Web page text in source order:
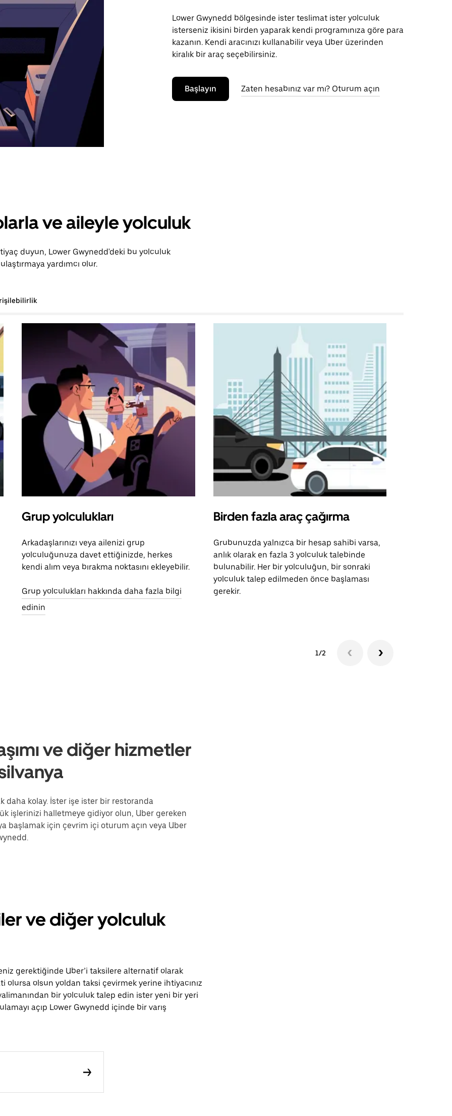
Lower Gwynedd bölgesinde ister teslimat ister yolculuk
isterseniz ikisini birden yaparak kendi programınıza göre para
kazanın. Kendi aracınızı kullanabilir veya Uber üzerinden
kiralık bir araç seçebilirsiniz.
Başlayın Zaten hesabınız var mı? Oturum açın
ve aileyle yolculuk
duyun, Lower Gwynedd'deki bu yolculuk
yardımcı olur.
Grup yolculukları
Arkadaşlarınızı veya ailenizi grup
yolculuğunuza davet ettiğinizde, herkes
kendi alım veya bırakma noktasını ekleyebilir.
Grup yolculukları hakkında daha fazla bilgi
edinin
Birden fazla araç çağırma
Grubunuzda yalnızca bir hesap sahibi varsa,
anlık olarak en fazla 3 yolculuk talebinde
bulunabilir. Her bir yolculuğun, bir sonraki
yolculuk talep edilmeden önce başlaması
gerekir.
1/2
ve diğer hizmetler
daha kolay. İster işe ister bir restoranda
işlerinizi halletmeye gidiyor olun, Uber gereken
başlamak için çevrim içi oturum açın veya Uber
ve diğer yolculuk
gerektiğinde Uber’i taksilere alternatif olarak
olsun yoldan taksi çevirmek yerine ihtiyacınız
bir yolculuk talep edin ister yeni bir yeri
açıp Lower Gwynedd içinde bir varış